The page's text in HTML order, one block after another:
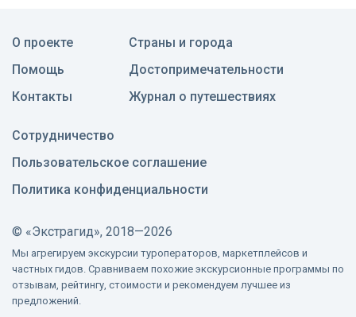
О проекте
Помощь
Контакты
Страны и города
Достопримечательности
Журнал о путешествиях
Сотрудничество
Пользовательское соглашение
Политика конфиденциальности
© «Экстрагид», 2018—2026
Мы агрегируем экскурсии туроператоров, маркетплейсов и
частных гидов. Сравниваем похожие экскурсионные программы по
отзывам, рейтингу, стоимости и рекомендуем лучшее из
предложений.